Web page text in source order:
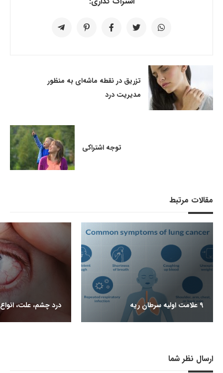
تزریق در نقطه ماشه‌ای به منظور
مدیریت درد
توجه اشتراکی
مقالات مرتبط
9 علامت اولیه سرطان ریه درد چشم، علت،
ارسال نظر شما